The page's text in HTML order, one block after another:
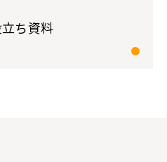
ち資料